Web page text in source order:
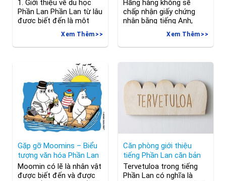
1. Giới thiệu về du học
Phần Lan Phần Lan từ lâu
được biết đến là một
trong những quốc gia có
nền giáo dục chất lượng
hàng đầu thế giới. Không
trường học tập hiện đại,
thân thiện và giàu tính
sáng tạo, Phần Lan còn
là cái nôi
Xem Thêm
Phần Lan
Hãng hàng không sẽ
chấp nhận giấy chứng
nhận bằng tiếng Anh,
Pháp, Đức, Estonia, Thụy
Điển, Tây Ban Nha và Ý,
nhưng không chấp nhận
bắt đầu chấp nhận chứng
nhận tiêm chủng Covid-
19 từ hành khách trên
các chuyến bay
Xem Thêm
Gặp gỡ Moomins – Biểu
tượng văn hóa Phần Lan
Moomin có lẽ là nhân vật
được biết đến và được
Căn phòng giới thiệu
tiếng Phần Lan căn bản
Tervetuloa trong tiếng
Phần Lan có nghĩa là